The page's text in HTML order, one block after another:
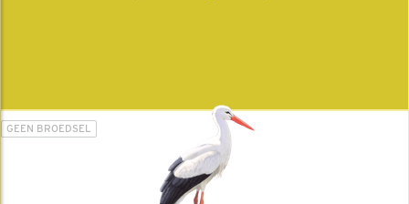
GEEN BROEDSEL